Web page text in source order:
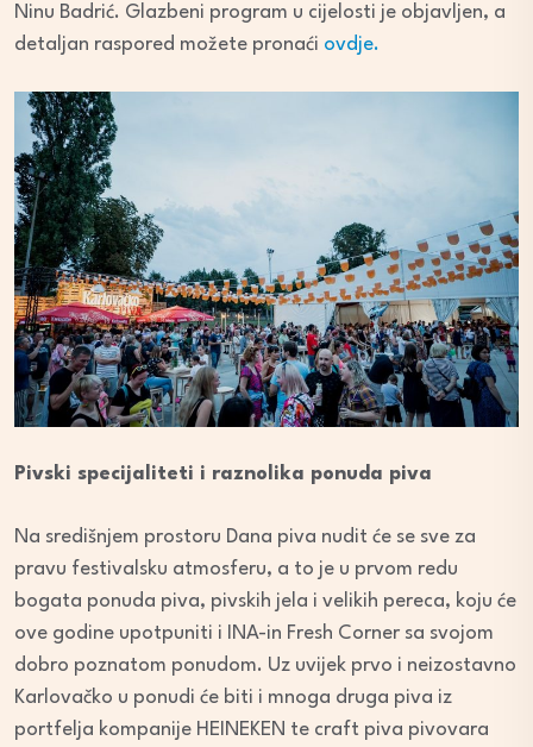
Ninu Badrić. Glazbeni program u cijelosti je objavljen, a
detaljan raspored možete pronaći ovdje.
Pivski specijaliteti i raznolika ponuda piva
Na središnjem prostoru Dana piva nudit će se sve za
pravu festivalsku atmosferu, a to je u prvom redu
bogata ponuda piva, pivskih jela i velikih pereca, koju će
ove godine upotpuniti i INA-in Fresh Corner sa svojom
dobro poznatom ponudom. Uz uvijek prvo i neizostavno
Karlovačko u ponudi će biti i mnoga druga piva iz
portfelja kompanije HEINEKEN te craft piva pivovara